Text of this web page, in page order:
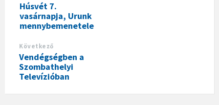
Húsvét 7.
vasárnapja, Urunk
mennybemenetele
Következő
Vendégségben a
Szombathelyi
Televízióban